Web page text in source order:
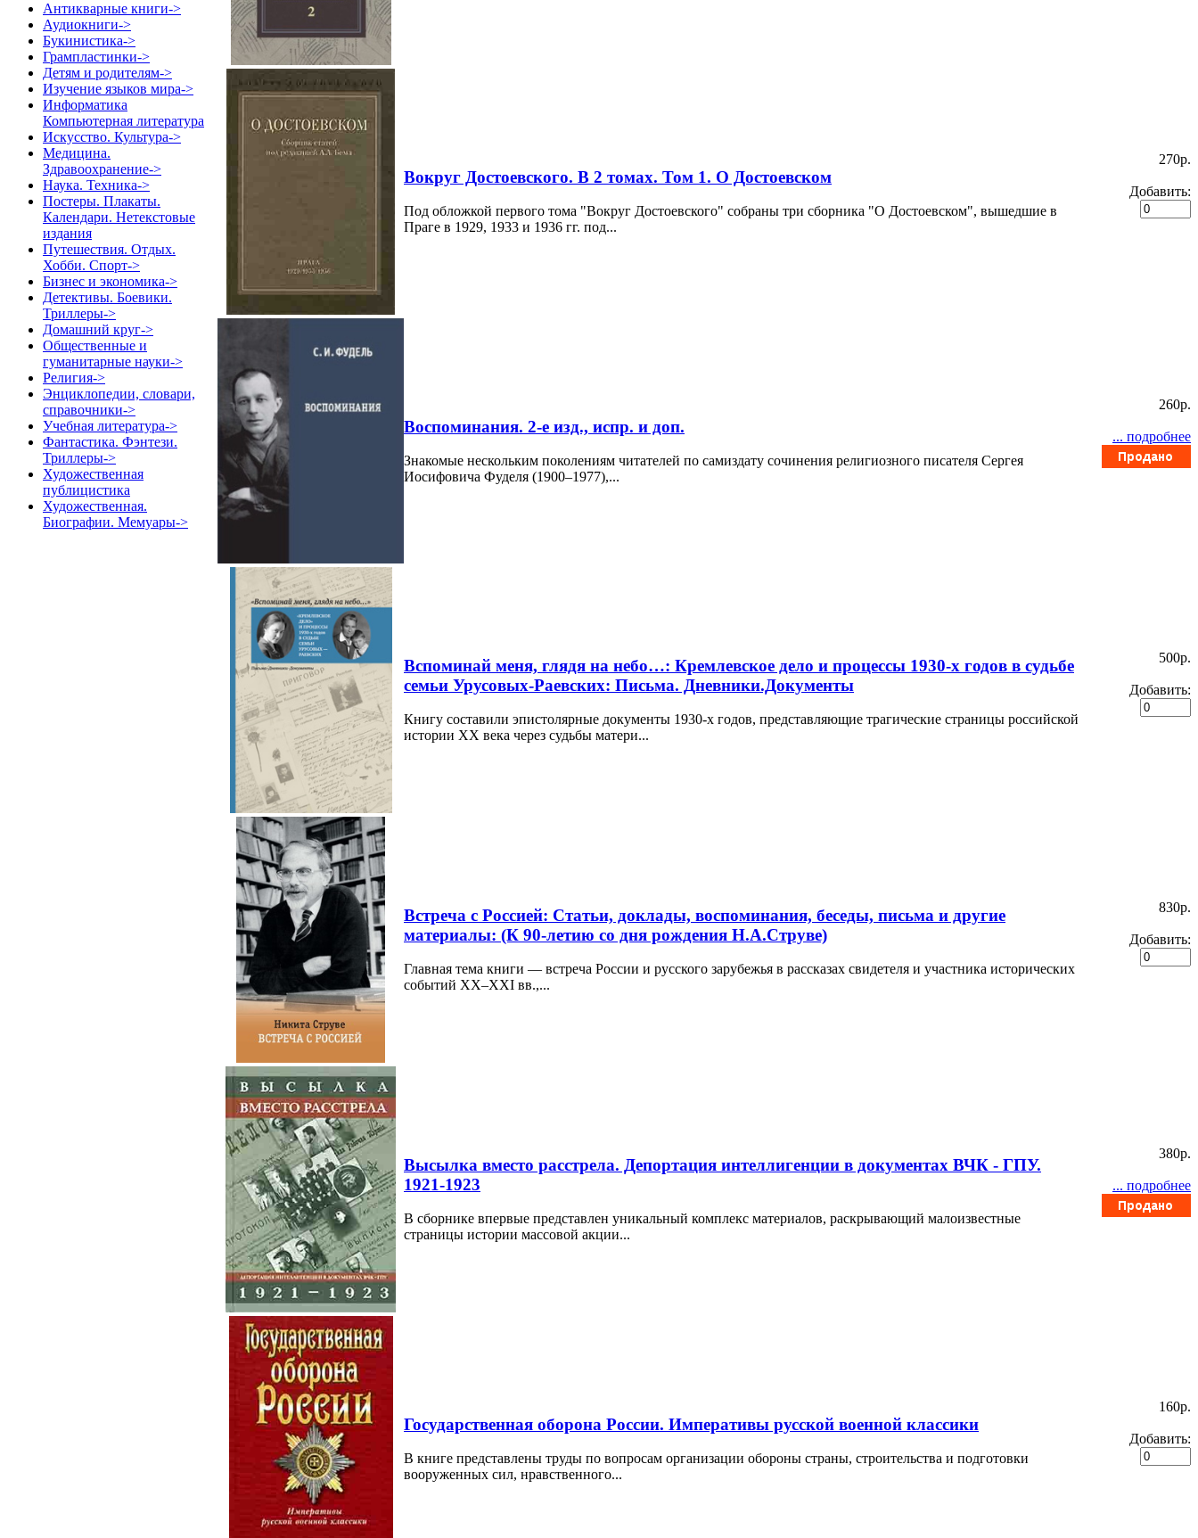
Антикварные книги->
Аудиокниги->
Букинистика->
Грампластинки->
Детям и родителям->
Изучение языков мира->
Информатика
Компьютерная литература
Искусство. Культура->
Медицина.
Здравоохранение->
Наука. Техника->
Постеры. Плакаты.
Календари. Нетекстовые
издания
Путешествия. Отдых.
Хобби. Спорт->
Бизнес и экономика->
Детективы. Боевики.
Триллеры->
Домашний круг->
Общественные и
гуманитарные науки->
Религия->
Энциклопедии, словари,
справочники->
Учебная литература->
Фантастика. Фэнтези.
Триллеры->
Художественная
публицистика
Художественная.
Биографии. Мемуары->
Вокруг Достоевского. В 2 томах. Том 1. О Достоевском
Под обложкой первого тома "Вокруг Достоевского" собраны три сборника "О Достоевском", вышедшие в
Праге в 1929, 1933 и 1936 гг. под...
270p.
Добавить:
Воспоминания. 2-е изд., испр. и доп.
Знакомые нескольким поколениям читателей по самиздату сочинения религиозного писателя Сергея
Иосифовича Фуделя (1900–1977),...
260p.
... подробнее
Вспоминай меня, глядя на небо…: Кремлевское дело и процессы 1930-х годов в судьбе
семьи Урусовых-Раевских: Письма. Дневники.Документы
Книгу составили эпистолярные документы 1930-х годов, представляющие трагические страницы российской
истории XX века через судьбы матери...
500p.
Добавить:
Встреча с Россией: Статьи, доклады, воспоминания, беседы, письма и другие
материалы: (К 90-летию со дня рождения Н.А.Струве)
Главная тема книги — встреча России и русского зарубежья в рассказах свидетеля и участника исторических
событий XX‒XXI вв.,...
830p.
Добавить:
Высылка вместо расстрела. Депортация интеллигенции в документах ВЧК - ГПУ.
1921-1923
В сборнике впервые представлен уникальный комплекс материалов, раскрывающий малоизвестные
страницы истории массовой акции...
380p.
... подробнее
Государственная оборона России. Императивы русской военной классики
В книге представлены труды по вопросам организации обороны страны, строительства и подготовки
вооруженных сил, нравственного...
160p.
Добавить: